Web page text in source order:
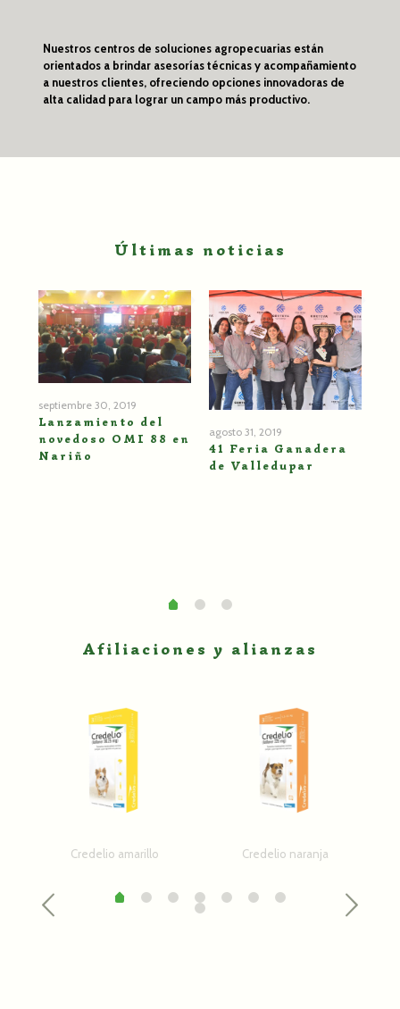
Nuestros centros de soluciones agropecuarias están
orientados a brindar asesorías técnicas y acompañamiento
a nuestros clientes, ofreciendo opciones innovadoras de
alta calidad para lograr un campo más productivo.
Últimas noticias
septiembre 30, 2019
Lanzamiento del
novedoso OMI 88 en
Nariño
agosto 31, 2019
41 Feria Ganadera
de Valledupar
Afiliaciones y alianzas
Credelio amarillo Credelio naranja